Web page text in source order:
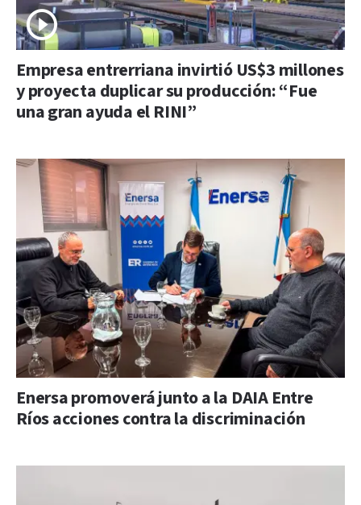
Empresa entrerriana invirtió US$3 millones
y proyecta duplicar su producción: “Fue
una gran ayuda el RINI”
Enersa promoverá junto a la DAIA Entre
Ríos acciones contra la discriminación